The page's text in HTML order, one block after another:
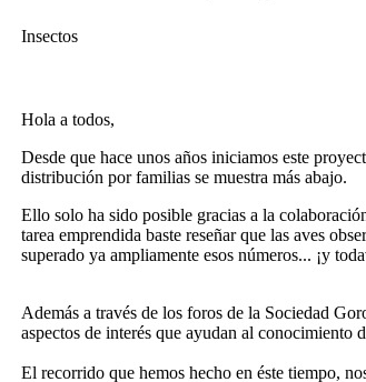
Insectos
Hola a todos,
Desde que hace unos años iniciamos este
distribución por familias se muestra más abajo.
Ello solo ha sido posible gracias a la
tarea emprendida baste reseñar que las aves
superado ya ampliamente esos números... ¡y
Además a través de los foros de la Sociedad
aspectos de interés que ayudan al
El recorrido que hemos hecho en éste tiempo,